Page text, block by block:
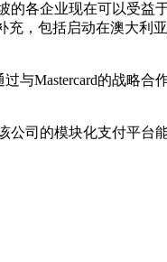
各企业现在可以受益
，包括启动在澳大利
与Mastercard的战略
司的模块化支付平台